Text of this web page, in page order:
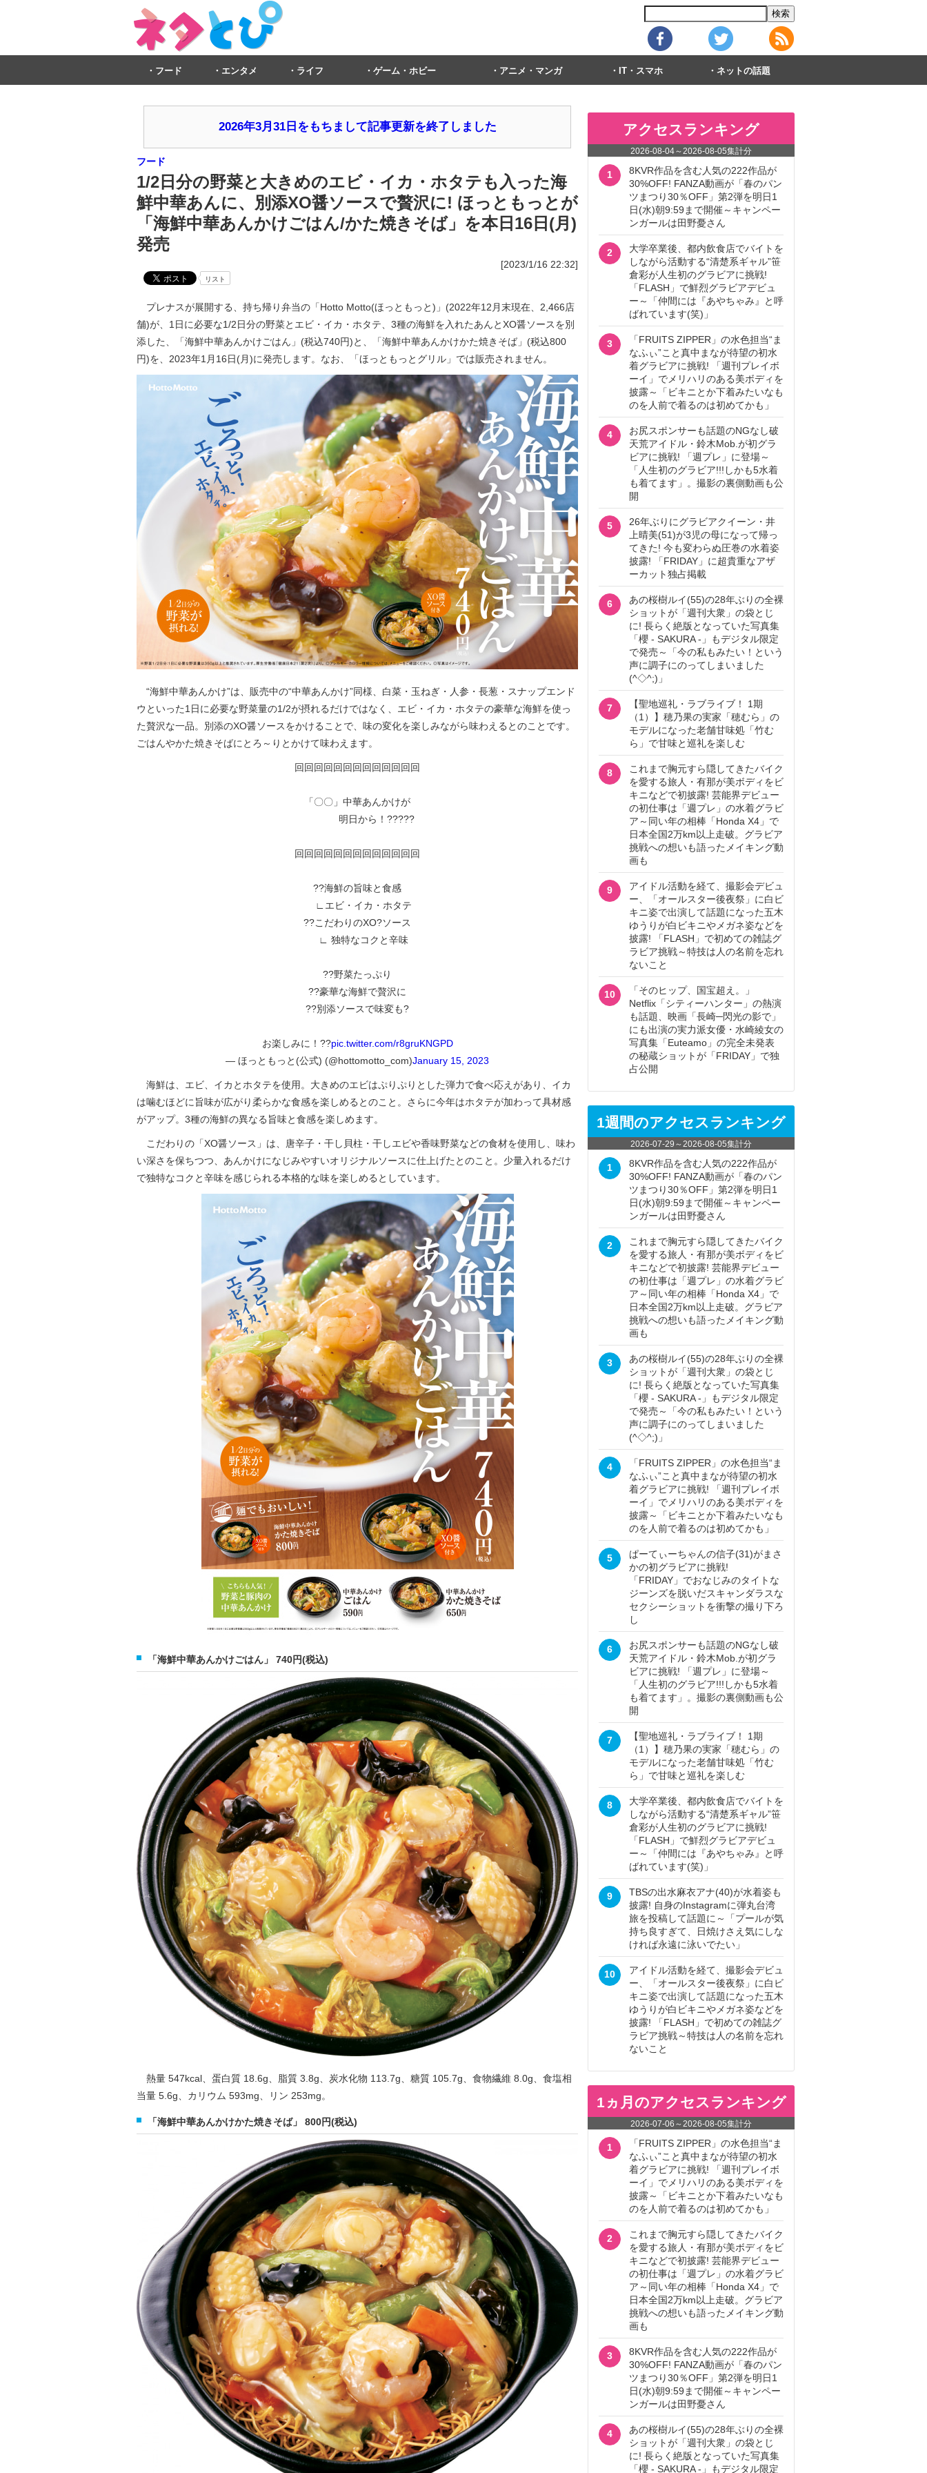
フード エンタメ ライフ ゲーム・ホビー アニメ・マンガ IT・スマホ ネットの話題
2026年3月31日をもちまして記事更新を終了しました
フード
1/2日分の野菜と大きめのエビ・イカ・ホタテも入った海
鮮中華あんに、別添XO醤ソースで贅沢に! ほっともっとが
「海鮮中華あんかけごはん/かた焼きそば」を本日16日(月)
発売
[2023/1/16 22:32]
リスト
プレナスが展開する、持ち帰り弁当の「Hotto Motto(ほっともっと)」(2022年12月末現在、2,466店
舗)が、1日に必要な1/2日分の野菜とエビ・イカ・ホタテ、3種の海鮮を入れたあんとXO醤ソースを別
添した、「海鮮中華あんかけごはん」(税込740円)と、「海鮮中華あんかけかた焼きそば」(税込800
円)を、2023年1月16日(月)に発売します。なお、「ほっともっとグリル」では販売されません。
“海鮮中華あんかけ”は、販売中の“中華あんかけ”同様、白菜・玉ねぎ・人参・長葱・スナップエンド
ウといった1日に必要な野菜量の1/2が摂れるだけではなく、エビ・イカ・ホタテの豪華な海鮮を使っ
た贅沢な一品。別添のXO醤ソースをかけることで、味の変化を楽しみながら味わえるとのことです。
ごはんやかた焼きそばにとろ～りとかけて味わえます。
回回回回回回回回回回回回回
「〇〇」中華あんかけが
明日から！?????
回回回回回回回回回回回回回
??海鮮の旨味と食感
∟エビ・イカ・ホタテ
??こだわりのXO?ソース
∟ 独特なコクと辛味
??野菜たっぷり
??豪華な海鮮で贅沢に
??別添ソースで味変も?
お楽しみに！??pic.twitter.com/r8gruKNGPD
— ほっともっと(公式) (@hottomotto_com)January 15, 2023
海鮮は、エビ、イカとホタテを使用。大きめのエビはぷりぷりとした弾力で食べ応えがあり、イカ
は噛むほどに旨味が広がり柔らかな食感を楽しめるとのこと。さらに今年はホタテが加わって具材感
がアップ。3種の海鮮の異なる旨味と食感を楽しめます。
こだわりの「XO醤ソース」は、唐辛子・干し貝柱・干しエビや香味野菜などの食材を使用し、味わ
い深さを保ちつつ、あんかけになじみやすいオリジナルソースに仕上げたとのこと。少量入れるだけ
で独特なコクと辛味を感じられる本格的な味を楽しめるとしています。
「海鮮中華あんかけごはん」 740円(税込)
熱量 547kcal、蛋白質 18.6g、脂質 3.8g、炭水化物 113.7g、糖質 105.7g、食物繊維 8.0g、食塩相
当量 5.6g、カリウム 593mg、リン 253mg。
「海鮮中華あんかけかた焼きそば」 800円(税込)
アクセスランキング
2026-08-04～2026-08-05集計分
1
8KVR作品を含む人気の222作品が
30%OFF! FANZA動画が「春のパン
ツまつり30％OFF」第2弾を明日1
日(水)朝9:59まで開催～キャンペー
ンガールは田野憂さん
2
大学卒業後、都内飲食店でバイトを
しながら活動する“清楚系ギャル”笹
倉彩が人生初のグラビアに挑戦!
「FLASH」で鮮烈グラビアデビュ
ー～「仲間には『あやちゃみ』と呼
ばれています(笑)」
3
「FRUITS ZIPPER」の水色担当“ま
なふぃ”こと真中まなが待望の初水
着グラビアに挑戦! 「週刊プレイボ
ーイ」でメリハリのある美ボディを
披露～「ビキニとか下着みたいなも
のを人前で着るのは初めてかも」
4
お尻スポンサーも話題のNGなし破
天荒アイドル・鈴木Mob.が初グラ
ビアに挑戦! 「週プレ」に登場～
「人生初のグラビア!!!しかも5水着
も着てます」。撮影の裏側動画も公
開
5
26年ぶりにグラビアクイーン・井
上晴美(51)が3児の母になって帰っ
てきた! 今も変わらぬ圧巻の水着姿
披露! 「FRIDAY」に超貴重なアザ
ーカット独占掲載
6
あの桜樹ルイ(55)の28年ぶりの全裸
ショットが「週刊大衆」の袋とじ
に! 長らく絶版となっていた写真集
「櫻 - SAKURA -」もデジタル限定
で発売～「今の私もみたい！という
声に調子にのってしまいました
(^◇^;)」
7
【聖地巡礼・ラブライブ！ 1期
（1）】穂乃果の実家「穂むら」の
モデルになった老舗甘味処「竹む
ら」で甘味と巡礼を楽しむ
8
これまで胸元すら隠してきたバイク
を愛する旅人・有那が美ボディをビ
キニなどで初披露! 芸能界デビュー
の初仕事は「週プレ」の水着グラビ
ア～同い年の相棒「Honda X4」で
日本全国2万km以上走破。グラビア
挑戦への想いも語ったメイキング動
画も
9
アイドル活動を経て、撮影会デビュ
ー、「オールスター後夜祭」に白ビ
キニ姿で出演して話題になった五木
ゆうりが白ビキニやメガネ姿などを
披露! 「FLASH」で初めての雑誌グ
ラビア挑戦～特技は人の名前を忘れ
ないこと
10
「そのヒップ、国宝超え。」
Netflix「シティーハンター」の熱演
も話題、映画「長崎─閃光の影で」
にも出演の実力派女優・水崎綾女の
写真集「Euteamo」の完全未発表
の秘蔵ショットが「FRIDAY」で独
占公開
1週間のアクセスランキング
2026-07-29 ～2026-08-05集計分
1
8KVR作品を含む人気の222作品が
30%OFF! FANZA動画が「春のパン
ツまつり30％OFF」第2弾を明日1
日(水)朝9:59まで開催～キャンペー
ンガールは田野憂さん
2
これまで胸元すら隠してきたバイク
を愛する旅人・有那が美ボディをビ
キニなどで初披露! 芸能界デビュー
の初仕事は「週プレ」の水着グラビ
ア～同い年の相棒「Honda X4」で
日本全国2万km以上走破。グラビア
挑戦への想いも語ったメイキング動
画も
3
あの桜樹ルイ(55)の28年ぶりの全裸
ショットが「週刊大衆」の袋とじ
に! 長らく絶版となっていた写真集
「櫻 - SAKURA -」もデジタル限定
で発売～「今の私もみたい！という
声に調子にのってしまいました
(^◇^;)」
4
「FRUITS ZIPPER」の水色担当“ま
なふぃ”こと真中まなが待望の初水
着グラビアに挑戦! 「週刊プレイボ
ーイ」でメリハリのある美ボディを
披露～「ビキニとか下着みたいなも
のを人前で着るのは初めてかも」
5
ぱーてぃーちゃんの信子(31)がまさ
かの初グラビアに挑戦!
「FRIDAY」でおなじみのタイトな
ジーンズを脱いだスキャンダラスな
セクシーショットを衝撃の撮り下ろ
し
6
お尻スポンサーも話題のNGなし破
天荒アイドル・鈴木Mob.が初グラ
ビアに挑戦! 「週プレ」に登場～
「人生初のグラビア!!!しかも5水着
も着てます」。撮影の裏側動画も公
開
7
【聖地巡礼・ラブライブ！ 1期
（1）】穂乃果の実家「穂むら」の
モデルになった老舗甘味処「竹む
ら」で甘味と巡礼を楽しむ
8
大学卒業後、都内飲食店でバイトを
しながら活動する“清楚系ギャル”笹
倉彩が人生初のグラビアに挑戦!
「FLASH」で鮮烈グラビアデビュ
ー～「仲間には『あやちゃみ』と呼
ばれています(笑)」
9
TBSの出水麻衣アナ(40)が水着姿も
披露! 自身のInstagramに弾丸台湾
旅を投稿して話題に～「プールが気
持ち良すぎて、日焼けさえ気にしな
ければ永遠に泳いでたい」
10
アイドル活動を経て、撮影会デビュ
ー、「オールスター後夜祭」に白ビ
キニ姿で出演して話題になった五木
ゆうりが白ビキニやメガネ姿などを
披露! 「FLASH」で初めての雑誌グ
ラビア挑戦～特技は人の名前を忘れ
ないこと
1ヵ月のアクセスランキング
2026-07-06 ～2026-08-05集計分
1
「FRUITS ZIPPER」の水色担当“ま
なふぃ”こと真中まなが待望の初水
着グラビアに挑戦! 「週刊プレイボ
ーイ」でメリハリのある美ボディを
披露～「ビキニとか下着みたいなも
のを人前で着るのは初めてかも」
2
これまで胸元すら隠してきたバイク
を愛する旅人・有那が美ボディをビ
キニなどで初披露! 芸能界デビュー
の初仕事は「週プレ」の水着グラビ
ア～同い年の相棒「Honda X4」で
日本全国2万km以上走破。グラビア
挑戦への想いも語ったメイキング動
画も
3
8KVR作品を含む人気の222作品が
30%OFF! FANZA動画が「春のパン
ツまつり30％OFF」第2弾を明日1
日(水)朝9:59まで開催～キャンペー
ンガールは田野憂さん
4
あの桜樹ルイ(55)の28年ぶりの全裸
ショットが「週刊大衆」の袋とじ
に! 長らく絶版となっていた写真集
「櫻 - SAKURA -」もデジタル限定